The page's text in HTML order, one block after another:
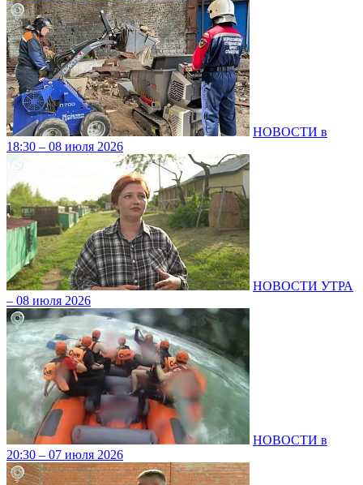
НОВОСТИ в
18:30 – 08 июля 2026
НОВОСТИ УТРА
– 08 июля 2026
НОВОСТИ в
20:30 – 07 июля 2026